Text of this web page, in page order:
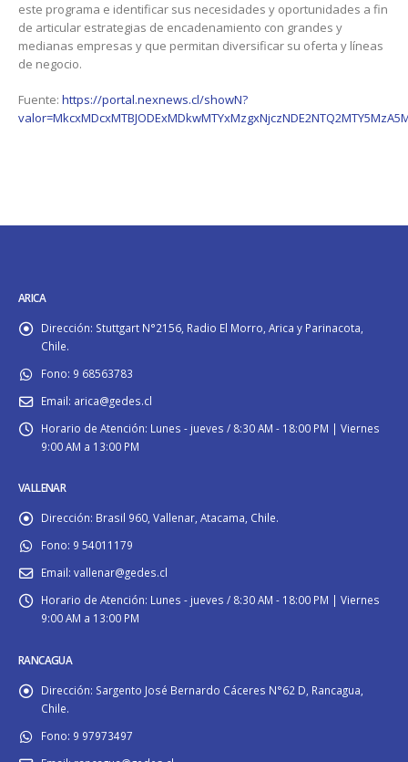
este programa e identificar sus necesidades y oportunidades a fin
de articular estrategias de encadenamiento con grandes y
medianas empresas y que permitan diversificar su oferta y líneas
de negocio.
Fuente: https://portal.nexnews.cl/showN?
ARICA
Dirección: Stuttgart N°2156, Radio El Morro, Arica y Parinacota,
Chile.
Fono: 9 68563783
Email: arica@gedes.cl
Horario de Atención: Lunes - jueves / 8:30 AM - 18:00 PM | Viernes
9:00 AM a 13:00 PM
VALLENAR
Dirección: Brasil 960, Vallenar, Atacama, Chile.
Fono: 9 54011179
Email: vallenar@gedes.cl
Horario de Atención: Lunes - jueves / 8:30 AM - 18:00 PM | Viernes
9:00 AM a 13:00 PM
RANCAGUA
Dirección: Sargento José Bernardo Cáceres N°62 D, Rancagua,
Chile.
Fono: 9 97973497